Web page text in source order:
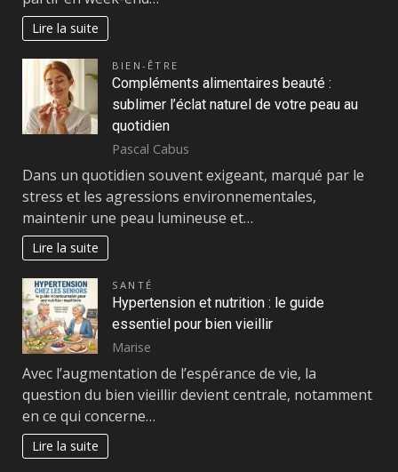
Lire la suite
BIEN-ÊTRE
Compléments alimentaires beauté :
sublimer l’éclat naturel de votre peau au
quotidien
Pascal Cabus
Dans un quotidien souvent exigeant, marqué par le
stress et les agressions environnementales,
maintenir une peau lumineuse et…
Lire la suite
SANTÉ
Hypertension et nutrition : le guide
essentiel pour bien vieillir
Marise
Avec l’augmentation de l’espérance de vie, la
question du bien vieillir devient centrale, notamment
en ce qui concerne…
Lire la suite